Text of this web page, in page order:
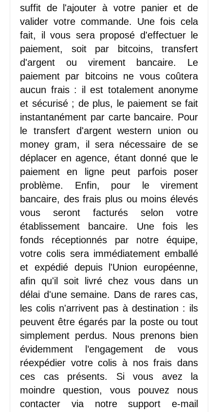
suffit de l'ajouter à votre panier et de
valider votre commande. Une fois cela
fait, il vous sera proposé d'effectuer le
paiement, soit par bitcoins, transfert
d'argent ou virement bancaire. Le
paiement par bitcoins ne vous coûtera
aucun frais : il est totalement anonyme
et sécurisé ; de plus, le paiement se fait
instantanément par carte bancaire. Pour
le transfert d'argent western union ou
money gram, il sera nécessaire de se
déplacer en agence, étant donné que le
paiement en ligne peut parfois poser
problème. Enfin, pour le virement
bancaire, des frais plus ou moins élevés
vous seront facturés selon votre
établissement bancaire. Une fois les
fonds réceptionnés par notre équipe,
votre colis sera immédiatement emballé
et expédié depuis l'Union européenne,
afin qu'il soit livré chez vous dans un
délai d'une semaine. Dans de rares cas,
les colis n'arrivent pas à destination : ils
peuvent être égarés par la poste ou tout
simplement perdus. Nous prenons bien
évidemment l’engagement de vous
réexpédier votre colis à nos frais dans
ces cas présents. Si vous avez la
moindre question, vous pouvez nous
contacter via notre support e-mail